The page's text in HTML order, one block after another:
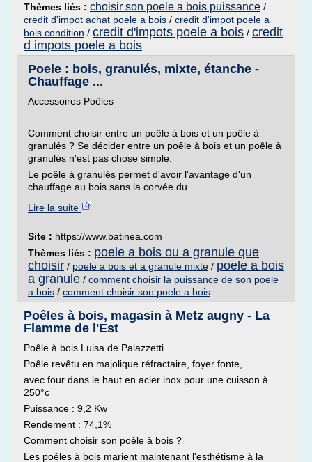
Thèmes liés : choisir son poele a bois puissance /
credit d'impot achat poele a bois / credit d'impot poele a
bois condition / credit d'impots poele a bois / credit
d impots poele a bois
Poele : bois, granulés, mixte, étanche -
Chauffage ...
Accessoires Poêles
Comment choisir entre un poêle à bois et un poêle à
granulés ? Se décider entre un poêle à bois et un poêle à
granulés n'est pas chose simple.
Le poêle à granulés permet d'avoir l'avantage d'un
chauffage au bois sans la corvée du...
Lire la suite
Site : https://www.batinea.com
Thèmes liés : poele a bois ou a granule que
choisir / poele a bois et a granule mixte / poele a bois
a granule / comment choisir la puissance de son poele
a bois / comment choisir son poele a bois
Poêles à bois, magasin à Metz augny - La
Flamme de l'Est
Poêle à bois Luisa de Palazzetti
Poêle revêtu en majolique réfractaire, foyer fonte,
avec four dans le haut en acier inox pour une cuisson à
250°c
Puissance : 9,2 Kw
Rendement : 74,1%
Comment choisir son poêle à bois ?
Les poêles à bois marient maintenant l'esthétisme à la